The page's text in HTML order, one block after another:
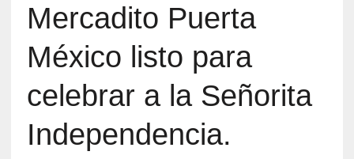
Mercadito Puerta
México listo para
celebrar a la Señorita
Independencia.